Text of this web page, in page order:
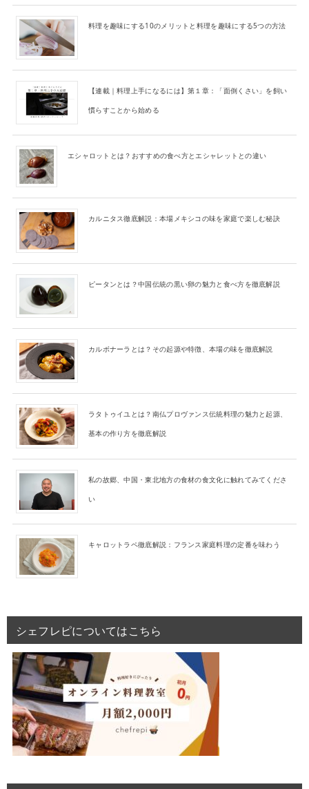
料理を趣味にする10のメリットと料理を趣味にする5つの方法
【連載｜料理上手になるには】第１章：「面倒くさい」を飼い
慣らすことから始める
エシャロットとは？おすすめの食べ方とエシャレットとの違い
カルニタス徹底解説：本場メキシコの味を家庭で楽しむ秘訣
ピータンとは？中国伝統の黒い卵の魅力と食べ方を徹底解説
カルボナーラとは？その起源や特徴、本場の味を徹底解説
ラタトゥイユとは？南仏プロヴァンス伝統料理の魅力と起源、
基本の作り方を徹底解説
私の故郷、中国・東北地方の食材の食文化に触れてみてくださ
い
キャロットラペ徹底解説：フランス家庭料理の定番を味わう
シェフレピについてはこちら